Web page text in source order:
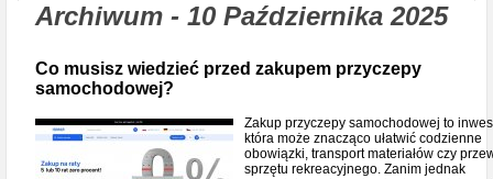
Archiwum - 10 Października 2025
Co musisz wiedzieć przed zakupem przyczepy
samochodowej?
Zakup przyczepy samochodowej to
która może znacząco ułatwić codzienne
obowiązki, transport materiałów czy
sprzętu rekreacyjnego. Zanim jednak